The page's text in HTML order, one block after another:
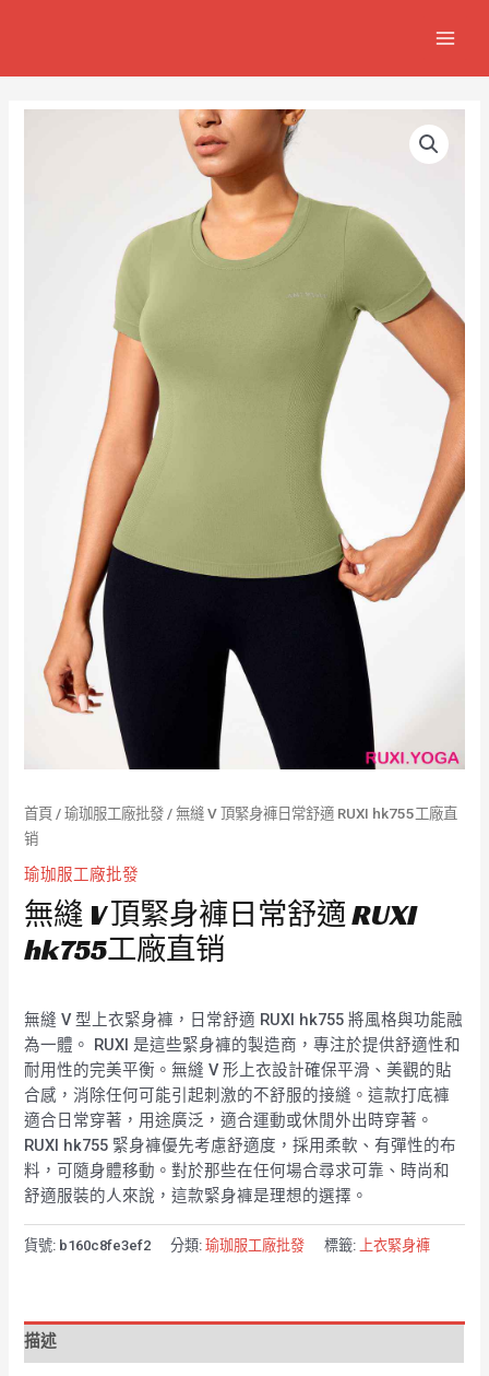
首頁 /瑜珈服工廠批發 / 無縫 V 頂緊身褲日常舒適 RUXI hk755工廠直
销
瑜珈服工廠批發
無縫 V 頂緊身褲日常舒適 RUXI
hk755工廠直销
無縫 V 型上衣緊身褲，日常舒適 RUXI hk755 將風格與功能融
為一體。 RUXI 是這些緊身褲的製造商，專注於提供舒適性和
耐用性的完美平衡。無縫 V 形上衣設計確保平滑、美觀的貼
合感，消除任何可能引起刺激的不舒服的接縫。這款打底褲
適合日常穿著，用途廣泛，適合運動或休閒外出時穿著。
RUXI hk755 緊身褲優先考慮舒適度，採用柔軟、有彈性的布
料，可隨身體移動。對於那些在任何場合尋求可靠、時尚和
舒適服裝的人來說，這款緊身褲是理想的選擇。
貨號: b160c8fe3ef2 分類:瑜珈服工廠批發 標籤: 上衣緊身褲
描述